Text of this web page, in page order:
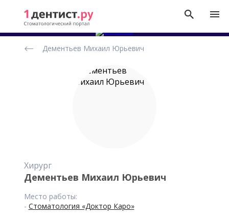
стоматологов
Дементьев Михаил Юрьевич
Хирург
Дементьев Михаил Юрьевич
Место работы:
- Стоматология «Доктор Каро»